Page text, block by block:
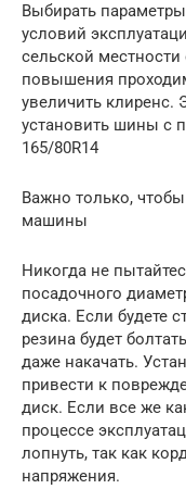
Выбирать
условий
сельской
повышения
увеличить клиренс.
установить шины с
165/80R14
Важно только,
машины
Никогда не
посадочного
диска. Если будете
резина будет
даже накачать.
привести к
диск. Если все же
процессе
лопнуть, так как
напряжения.